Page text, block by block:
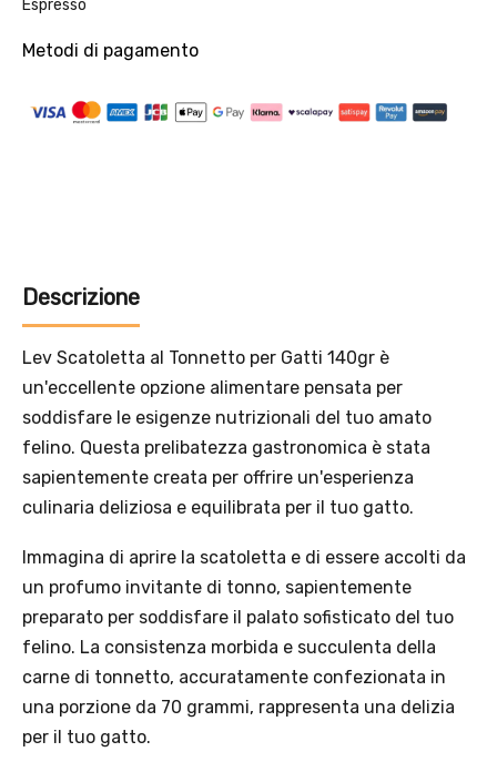
Espresso
Metodi di pagamento
Descrizione
Lev Scatoletta al Tonnetto per Gatti 140gr è
un'eccellente opzione alimentare pensata per
soddisfare le esigenze nutrizionali del tuo amato
felino. Questa prelibatezza gastronomica è stata
sapientemente creata per offrire un'esperienza
culinaria deliziosa e equilibrata per il tuo gatto.
Immagina di aprire la scatoletta e di essere accolti da
un profumo invitante di tonno, sapientemente
preparato per soddisfare il palato sofisticato del tuo
felino. La consistenza morbida e succulenta della
carne di tonnetto, accuratamente confezionata in
una porzione da 70 grammi, rappresenta una delizia
per il tuo gatto.
Solo per te: -5% su Platinum
Aggiungi un prodotto Platinum al carrello e ricevi il 5% di
sconto, con spedizione tramite
InPost .